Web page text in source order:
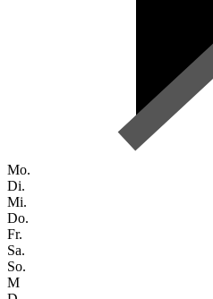
Mo.
Di.
Mi.
Do.
Fr.
Sa.
So.
M